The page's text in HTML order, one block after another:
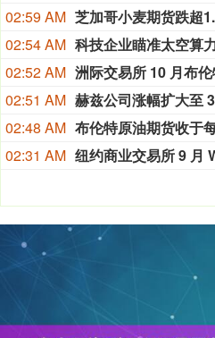
02:59 AM 芝加哥小麦期货跌超
02:54 AM 科技企业瞄准太空算
02:52 AM
02:51 AM
02:48 AM
02:31 AM